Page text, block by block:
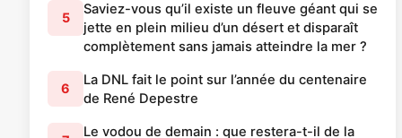
5
Saviez-vous qu’il existe un fleuve géant qui se
jette en plein milieu d’un désert et disparaît
complètement sans jamais atteindre la mer ?
6
La DNL fait le point sur l’année du centenaire
de René Depestre
Le vodou de demain : que restera-t-il de la